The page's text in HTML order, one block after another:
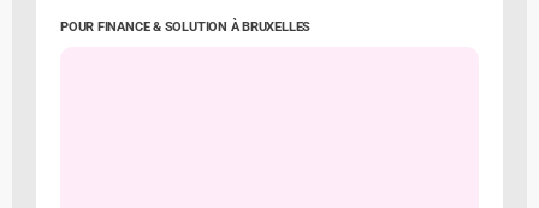
POUR FINANCE & SOLUTION À BRUXELLES